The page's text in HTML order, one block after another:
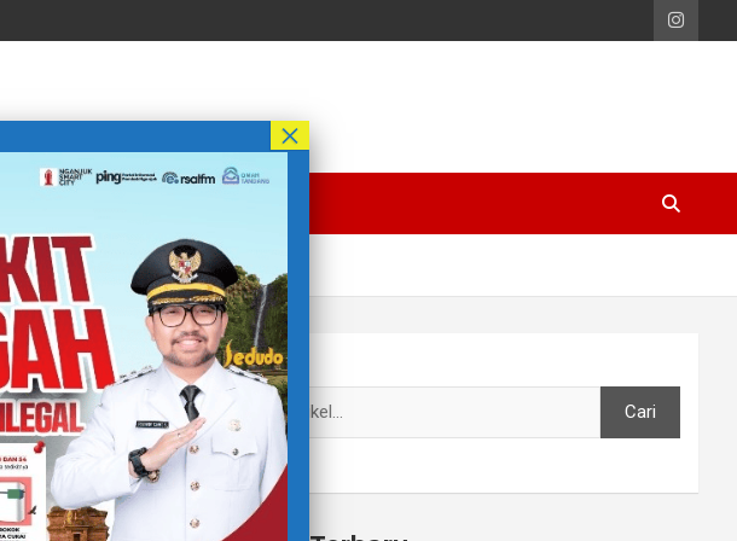
Cari
Cari